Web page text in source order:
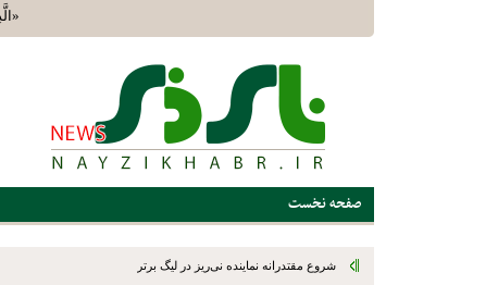
صفحه نخست
شروع مقتدرانه نماینده نی‌ریز در لیگ برتر فوتسال استان؛ ستارگان